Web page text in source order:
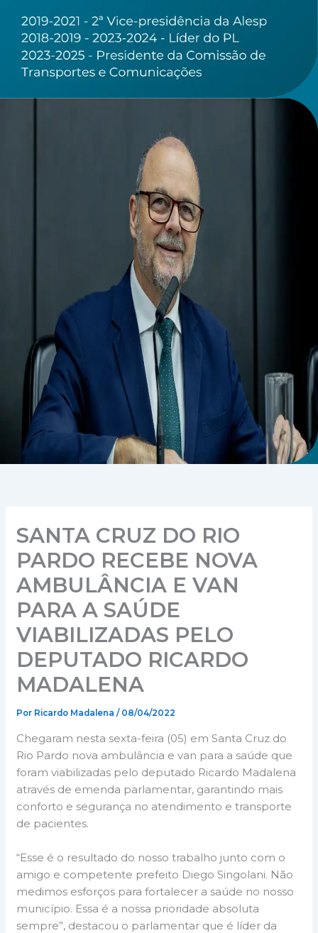
SANTA CRUZ DO RIO
PARDO RECEBE NOVA
AMBULÂNCIA E VAN
PARA A SAÚDE
VIABILIZADAS PELO
DEPUTADO RICARDO
MADALENA
Por Ricardo Madalena/ 08/04/2022
Chegaram nesta sexta-feira (05) em Santa Cruz do
Rio Pardo nova ambulância e van para a saúde que
foram viabilizadas pelo deputado Ricardo Madalena
através de emenda parlamentar, garantindo mais
conforto e segurança no atendimento e transporte
de pacientes.
“Esse é o resultado do nosso trabalho junto com o
amigo e competente prefeito Diego Singolani. Não
medimos esforços para fortalecer a saúde no nosso
município. Essa é a nossa prioridade absoluta
sempre”, destacou o parlamentar que é líder da